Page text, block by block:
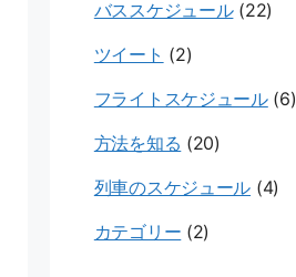
バススケジュール(22)
ツイート (2)
フライトスケジュール(6)
方法を知る (20)
列車のスケジュール (4)
カテゴリー (2)